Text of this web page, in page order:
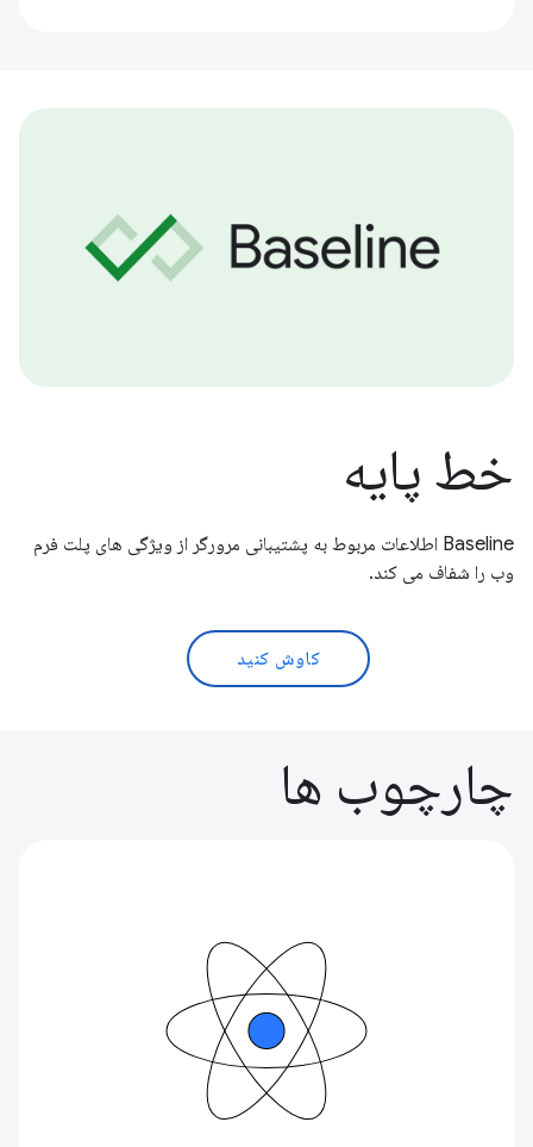
خط پایه
Baseline اطلاعات مربوط به پشتیبانی مرورگر از ویژگی های پلت فرم
وب را شفاف می کند.
کاوش کنید
چارچوب ها